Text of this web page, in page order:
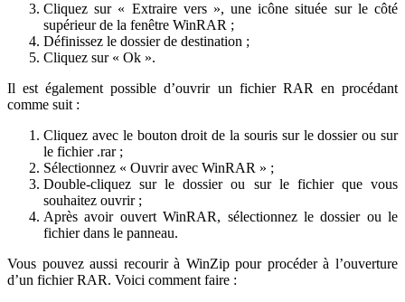
Cliquez sur « Extraire vers », une icône située sur le côté
supérieur de la fenêtre WinRAR ;
Définissez le dossier de destination ;
Cliquez sur « Ok ».
Il est également possible d’ouvrir un fichier RAR en procédant
comme suit :
Cliquez avec le bouton droit de la souris sur le dossier ou sur
le fichier .rar ;
Sélectionnez « Ouvrir avec WinRAR » ;
Double-cliquez sur le dossier ou sur le fichier que vous
souhaitez ouvrir ;
Après avoir ouvert WinRAR, sélectionnez le dossier ou le
fichier dans le panneau.
Vous pouvez aussi recourir à WinZip pour procéder à l’ouverture
d’un fichier RAR. Voici comment faire :